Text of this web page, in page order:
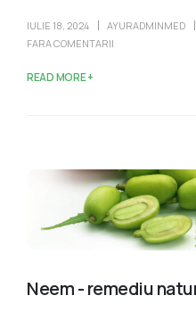
IULIE 18, 2024 AYURADMINMED
FARA COMENTARII
READ MORE +
Neem - remediu